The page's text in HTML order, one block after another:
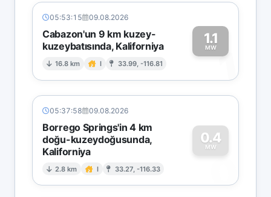
05:53:15 09.08.2026
Cabazon'un 9 km kuzey-
kuzeybatısında, Kaliforniya
16.8 km I 33.99, -116.81
1.1
MW1
05:37:58 09.08.2026
Borrego Springs'in 4 km
doğu-kuzeydoğusunda,
Kaliforniya
2.8 km I 33.27, -116.33
0.4
MW
0